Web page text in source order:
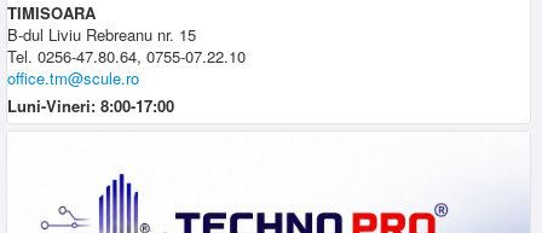
TIMISOARA
B-dul Liviu Rebreanu nr. 15
Tel. 0256-47.80.64, 0755-07.22.10
office.tm@scule.ro
Luni-Vineri: 8:00-17:00